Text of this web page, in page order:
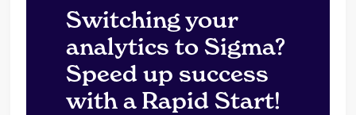
Switching your
analytics to Sigma?
Speed up success
with a Rapid Start!